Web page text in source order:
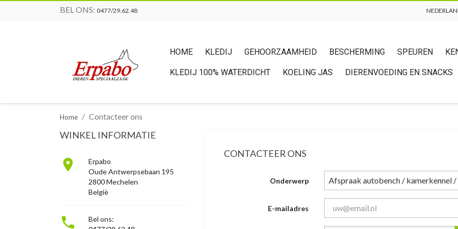
BEL ONS: 0477/29.62.48
HOME KLEDIJ GEHOORZAAMHEID BESCHERMING SPEUREN
KLEDIJ 100% WATERDICHT KOELING JAS DIERENVOEDING EN SNACKS
Home Contacteer ons
WINKEL INFORMATIE

Erpabo
Oude Antwerpsebaan 195
2800 Mechelen
België

Bel ons:
CONTACTEER ONS
Onderwerp
E-mailadres